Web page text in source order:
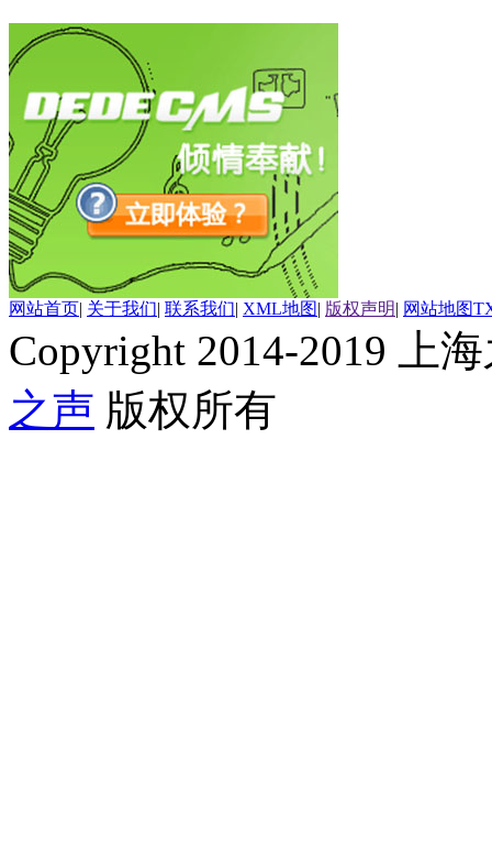
网站首页| 关于我们| 联系我们| XML地图| 版权声明| 网站地图
Copyright 2014-2019 上
之声 版权所有